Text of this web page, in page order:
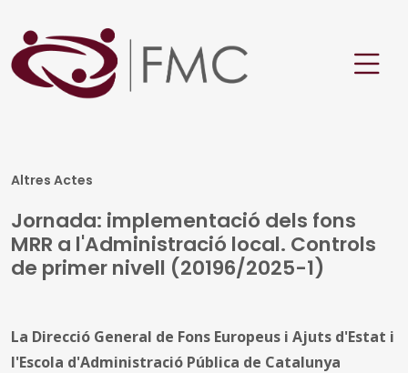
Altres Actes
Jornada: implementació dels fons
MRR a l'Administració local. Controls
de primer nivell (20196/2025-1)
La Direcció General de Fons Europeus i Ajuts d'Estat i
l'Escola d'Administració Pública de Catalunya